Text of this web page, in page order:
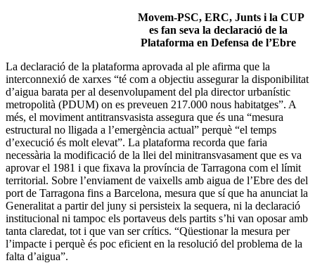
Movem-PSC, ERC, Junts i la CUP
es fan seva la declaració de la
Plataforma en Defensa de l’Ebre
La declaració de la plataforma aprovada al ple afirma que la
interconnexió de xarxes “té com a objectiu assegurar la disponibilitat
d’aigua barata per al desenvolupament del pla director urbanístic
metropolità (PDUM) on es preveuen 217.000 nous habitatges”. A
més, el moviment antitransvasista assegura que és una “mesura
estructural no lligada a l’emergència actual” perquè “el temps
d’execució és molt elevat”. La plataforma recorda que faria
necessària la modificació de la llei del minitransvasament que es va
aprovar el 1981 i que fixava la província de Tarragona com el límit
territorial. Sobre l’enviament de vaixells amb aigua de l’Ebre des del
port de Tarragona fins a Barcelona, mesura que sí que ha anunciat la
Generalitat a partir del juny si persisteix la sequera, ni la declaració
institucional ni tampoc els portaveus dels partits s’hi van oposar amb
tanta claredat, tot i que van ser crítics. “Qüestionar la mesura per
l’impacte i perquè és poc eficient en la resolució del problema de la
falta d’aigua”.